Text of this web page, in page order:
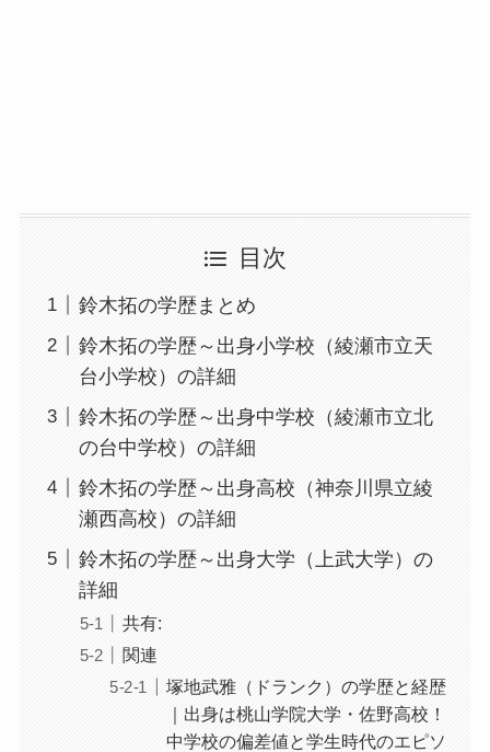
目次
鈴木拓の学歴まとめ
鈴木拓の学歴～出身小学校（綾瀬市立天
台小学校）の詳細
鈴木拓の学歴～出身中学校（綾瀬市立北
の台中学校）の詳細
鈴木拓の学歴～出身高校（神奈川県立綾
瀬西高校）の詳細
鈴木拓の学歴～出身大学（上武大学）の
詳細
共有:
関連
塚地武雅（ドランク）の学歴と経歴
｜出身は桃山学院大学・佐野高校！
中学校の偏差値と学生時代のエピソ